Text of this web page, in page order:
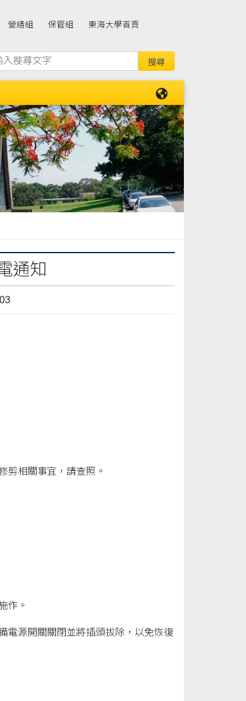
營繕組 保管組
東海大學首頁
通知
剪相關事宜，請查照。
作。
電源開關關閉並將插頭拔除，以免恢復